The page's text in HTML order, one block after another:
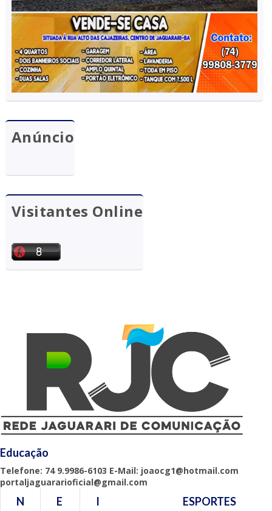
Anúncio
Visitantes Online
Educação
Telefone: 74 9.9986-6103 E-Mail: joaocg1@hotmail.com
portaljaguararioficial@gmail.com
N
E
I
ESPORTES